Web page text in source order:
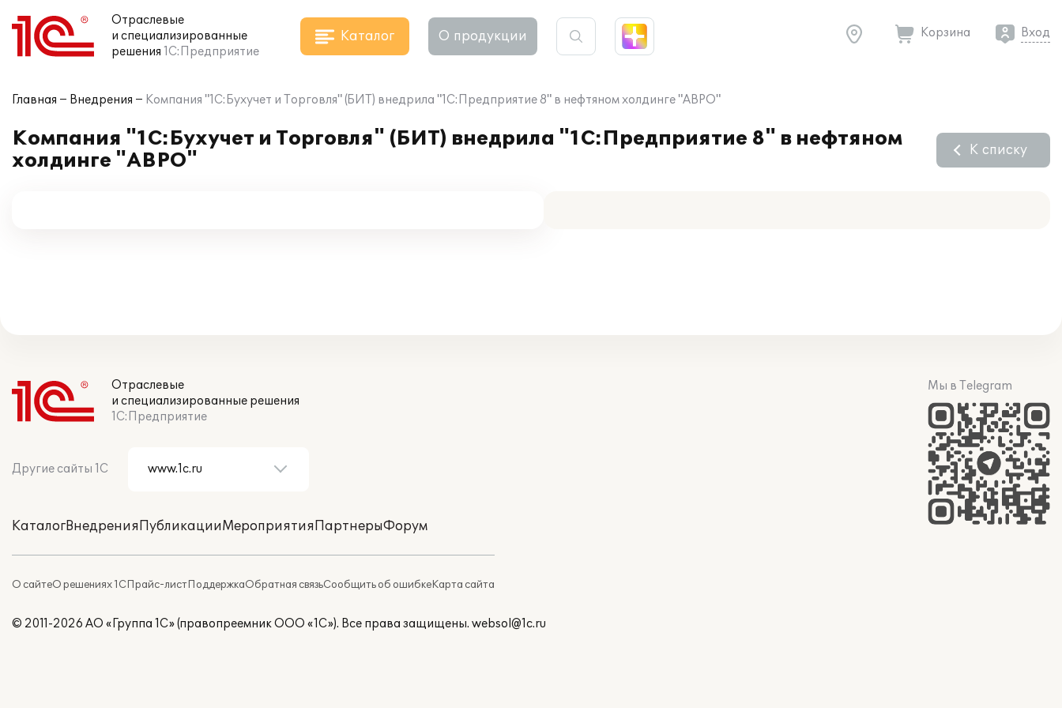
Отраслевые
и специализированные
решения 1С:Предприятие
Каталог О продукции Корзина Вход
Главная Внедрения Компания "1С:Бухучет и Торговля" (БИТ) внедрила "1С:Предприятие 8" в нефтяном холдинге "АВРО"
Компания "1С:Бухучет и Торговля" (БИТ) внедрила "1С:Предприятие 8" в нефтяном
холдинге "АВРО"
К списку
Отраслевые
и специализированные решения
1С:Предприятие
Другие сайты 1С
КаталогВнедренияПубликацииМероприятияПартнерыФорум
О сайтеО решениях 1СПрайс-листПоддержкаОбратная связьСообщить об ошибкеКарта сайта
Мы в Telegram
© 2011-2026 АО «Группа 1С» (правопреемник ООО «1С»). Все права защищены. websol@1c.ru